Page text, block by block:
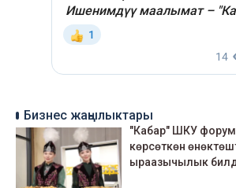
Бизнес жаңылыктары
"Кабар" ШКУ
көрсөткөн
ыраазычылык